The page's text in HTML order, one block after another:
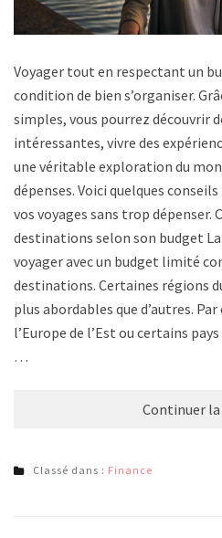
Voyager tout en respectant un
condition de bien s’organiser.
simples, vous pourrez découvrir
intéressantes, vivre des
une véritable exploration du
dépenses. Voici quelques
vos voyages sans trop dépenser.
destinations selon son budget
voyager avec un budget limité
destinations. Certaines régions
plus abordables que d’autres.
l’Europe de l’Est ou certains
…
Continuer
Classé dans : Finance